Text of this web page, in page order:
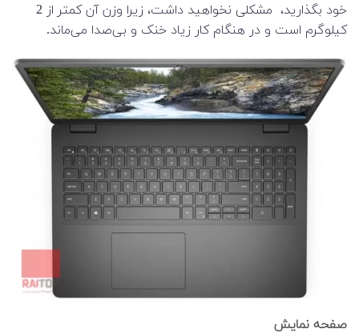
خود بگذارید، مشکلی نخواهید داشت، زیرا وزن آن کمتر از 2
کیلوگرم است و در هنگام کار زیاد خنک و بی‌صدا می‌ماند.
صفحه نمایش